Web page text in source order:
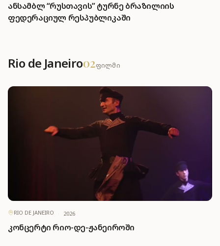
ანსამბლ “რუსთავის” ტურნე ბრაზილიის
ფედერაციულ რესპუბლიკაში
Rio de Janeiro02ფილმი
RIO DE JANEIRO · 2026
კონცერტი რიო-დე-ჟანეიროში